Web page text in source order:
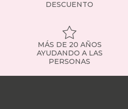
DESCUENTO
MÁS DE 20 AÑOS
AYUDANDO A LAS
PERSONAS